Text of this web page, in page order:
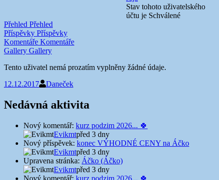
Stav tohoto uživatelského
účtu je Schválené
Přehled Přehled
Příspěvky Příspěvky
Komentáře Komentáře
Gallery Gallery
Tento uživatel nemá prozatím vyplněny žádné údaje.
12.12.2017
Daneček
Nedávná aktivita
Nový komentář: kurz podzim 2026... 🍀
Evikmtpřed 3 dny
Nový příspěvek: konec VÝHODNÉ CENY na Áčko
Evikmtpřed 3 dny
Upravena stránka: Áčko (Áčko)
Evikmtpřed 3 dny
Nový komentář: kurz podzim 2026... 🍀